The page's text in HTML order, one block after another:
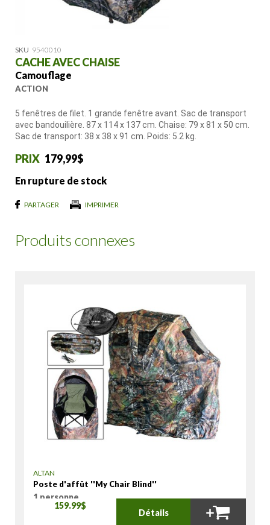
SKU 9540010
CACHE AVEC CHAISE
Camouflage
ACTION
5 fenêtres de filet. 1 grande fenêtre avant. Sac de transport
avec bandouilière. 87 x 114 x 137 cm. Chaise: 79 x 81 x 50 cm.
Sac de transport: 38 x 38 x 91 cm. Poids: 5.2 kg.
179,99$
En rupture de stock
PARTAGER IMPRIMER
Produits connexes
ALTAN
Poste d'affût ''My Chair Blind''
1 personne
159.99$
Détails